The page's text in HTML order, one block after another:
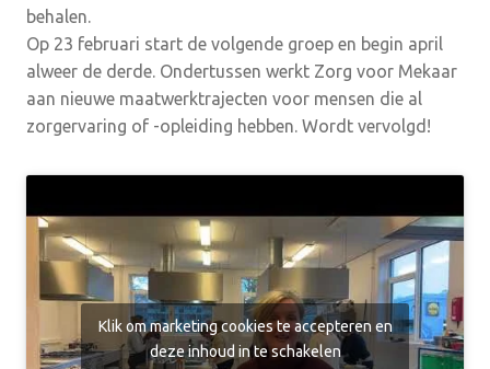
behalen.
Op 23 februari start de volgende groep en begin april
alweer de derde. Ondertussen werkt Zorg voor Mekaar
aan nieuwe maatwerktrajecten voor mensen die al
zorgervaring of -opleiding hebben. Wordt vervolgd!
Klik om marketing cookies te accepteren en
deze inhoud in te schakelen